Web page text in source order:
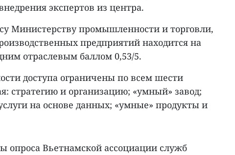
экспертов из центра.
Министерству промышленности и торговли,
предприятий находится на
отраслевым баллом 0,53/5.
доступа ограничены по всем шести
стратегию и организацию; «умный» завод;
на основе данных; «умные» продукты и
опроса Вьетнамской ассоциации служб